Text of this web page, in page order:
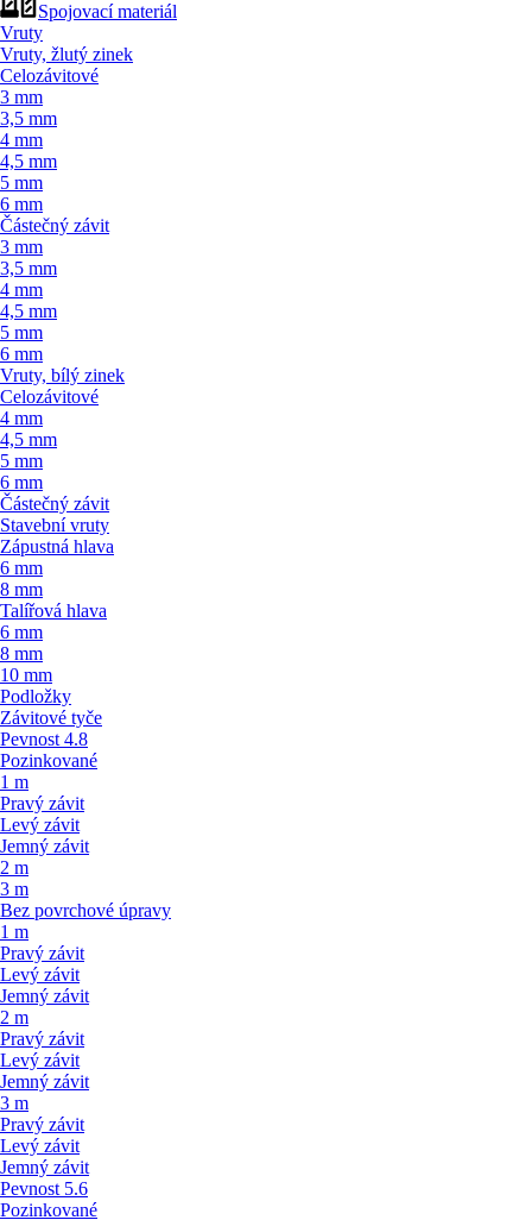
Spojovací materiál
Vruty
Vruty, žlutý zinek
Celozávitové
3 mm
3,5 mm
4 mm
4,5 mm
5 mm
6 mm
Částečný závit
3 mm
3,5 mm
4 mm
4,5 mm
5 mm
6 mm
Vruty, bílý zinek
Celozávitové
4 mm
4,5 mm
5 mm
6 mm
Částečný závit
Stavební vruty
Zápustná hlava
6 mm
8 mm
Talířová hlava
6 mm
8 mm
10 mm
Podložky
Závitové tyče
Pevnost 4.8
Pozinkované
1 m
Pravý závit
Levý závit
Jemný závit
2 m
3 m
Bez povrchové úpravy
1 m
Pravý závit
Levý závit
Jemný závit
2 m
Pravý závit
Levý závit
Jemný závit
3 m
Pravý závit
Levý závit
Jemný závit
Pevnost 5.6
Pozinkované